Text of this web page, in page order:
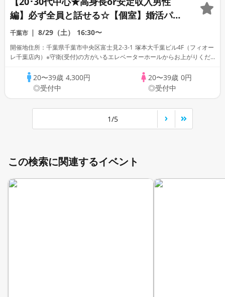
編】必ず全員と話せる☆【個室】婚活パー
ティー～真剣な出会い～
千葉市 8/29（土） 16:30〜
開催地住所：千葉県千葉市中央区富士見2-3-1 塚本大千葉ビル4F（フィオー
レ千葉店内）※守衛(受付)の方がいるエレベーターホールからお上がりくだ
20〜39歳 4,300円
◎受付中
20〜39歳 0円
◎受付中
1/5
この検索に関連するイベント